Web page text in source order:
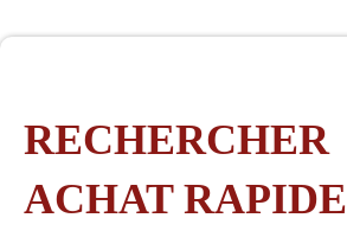
RECHERCHER
ACHAT RAPIDE